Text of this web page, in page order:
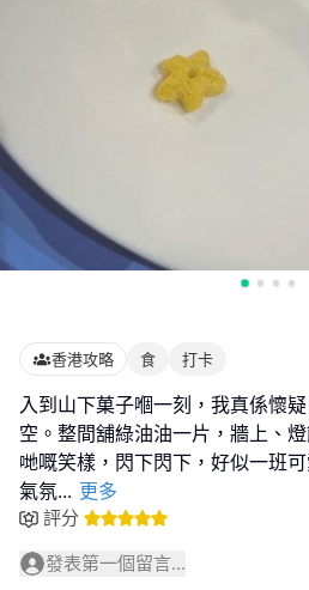
香港攻略 食 打卡
入到山下菓子嗰一刻，我真係懷
空。整間舖綠油油一片，牆上、
哋嘅笑樣，閃下閃下，好似一班
氣氛... 更多
評分
發表第一個留言...